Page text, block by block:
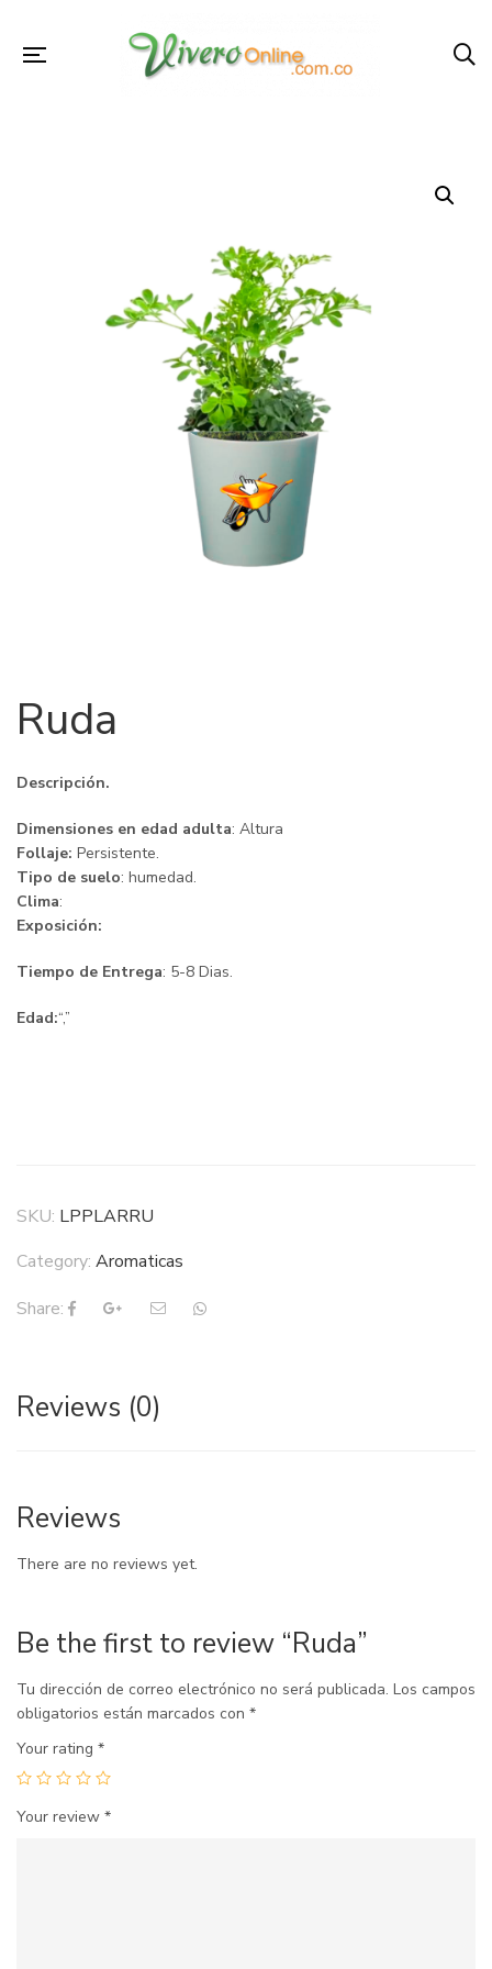
Ruda
Descripción.
Dimensiones en edad adulta: Altura
Follaje: Persistente.
Tipo de suelo: humedad.
Clima:
Exposición:
Tiempo de Entrega: 5-8 Dias.
Edad:“,”
SKU: LPPLARRU
Category: Aromaticas
Share:
Reviews (0)
Reviews
There are no reviews yet.
Be the first to review “Ruda”
Tu dirección de correo electrónico no será publicada. Los campos
obligatorios están marcados con *
Your rating *
Your review *